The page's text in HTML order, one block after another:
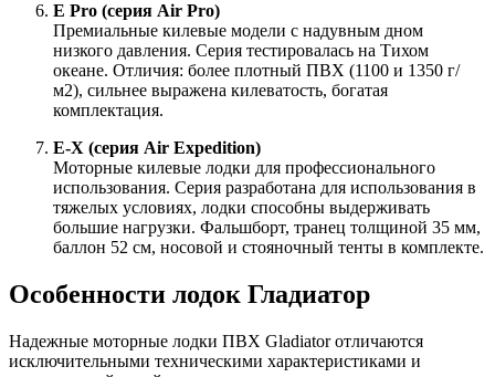
E Pro (серия Air Pro)
Премиальные килевые модели с надувным дном
низкого давления. Серия тестировалась на Тихом
океане. Отличия: более плотный ПВХ (1100 и 1350 г/
м2), сильнее выражена килеватость, богатая
комплектация.
E-X (серия Air Expedition)
Моторные килевые лодки для профессионального
использования. Серия разработана для использования в
тяжелых условиях, лодки способны выдерживать
большие нагрузки. Фальшборт, транец толщиной 35 мм,
баллон 52 см, носовой и стояночный тенты в комплекте.
Особенности лодок Гладиатор
Надежные моторные лодки ПВХ Gladiator отличаются
исключительными техническими характеристиками и